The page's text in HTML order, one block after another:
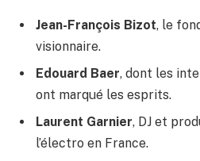
Jean-François Bizot, le
visionnaire.
Edouard Baer, dont les
ont marqué les esprits.
Laurent Garnier, DJ et
l’électro en France.